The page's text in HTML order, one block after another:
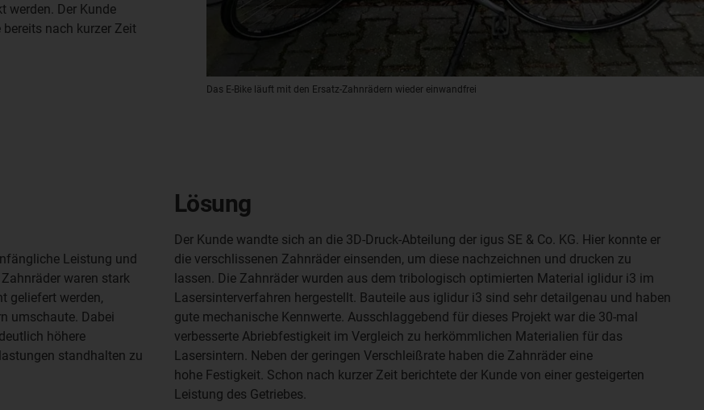
werden. Der Kunde
nach kurzer Zeit
Das E-Bike läuft mit den Ersatz-Zahnrädern wieder einwandfrei
Leistung und
waren stark
geliefert werden,
umschaute. Dabei
höhere
standhalten zu
Lösung
Der Kunde wandte sich an die 3D-Druck-Abteilung der igus SE & Co. KG. Hier konnte er
die verschlissenen Zahnräder einsenden, um diese nachzeichnen und drucken zu
lassen. Die Zahnräder wurden aus dem tribologisch optimierten Material iglidur i3 im
Lasersinterverfahren hergestellt. Bauteile aus iglidur i3 sind sehr detailgenau und haben
gute mechanische Kennwerte. Ausschlaggebend für dieses Projekt war die 30-mal
verbesserte Abriebfestigkeit im Vergleich zu herkömmlichen Materialien für das
Lasersintern. Neben der geringen Verschleißrate haben die Zahnräder eine
hohe Festigkeit. Schon nach kurzer Zeit berichtete der Kunde von einer gesteigerten
Leistung des Getriebes.